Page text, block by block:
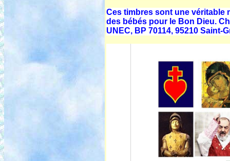
Ces timbres sont une véritable
des bébés pour le Bon Dieu.
UNEC, BP 70114, 95210 Saint-